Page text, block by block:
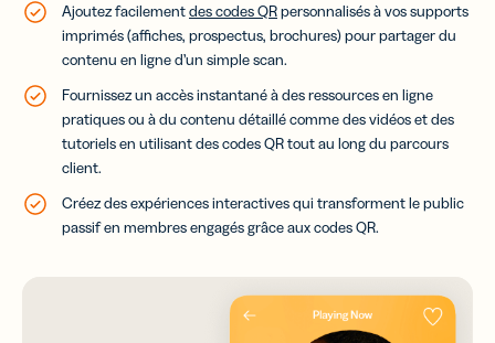
Ajoutez facilementdes codes QRpersonnalisés à vos supports
imprimés (affiches, prospectus, brochures) pour partager du
contenu en ligne d’un simple scan.
Fournissez un accès instantané à des ressources en ligne
pratiques ou à du contenu détaillé comme des vidéos et des
tutoriels en utilisant des codes QR tout au long du parcours
client.
Créez des expériences interactives qui transforment le public
passif en membres engagés grâce aux codes QR.